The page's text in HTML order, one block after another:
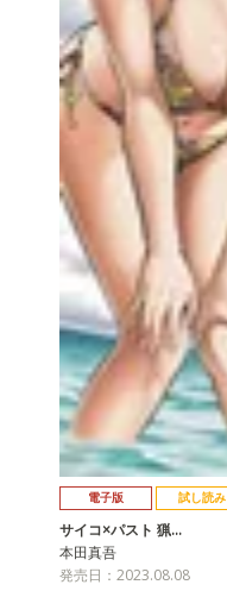
電子版 試し読み
サイコ×パスト 猟…
本田真吾
発売日：2023.08.08